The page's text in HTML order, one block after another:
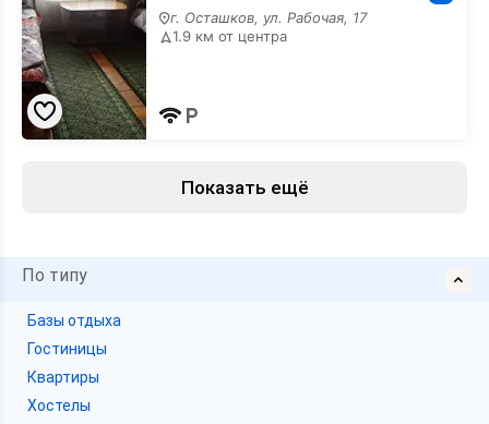
г. Осташков, ул. Рабочая, 17
1.9 км от центра
Показать ещё
По типу
Базы отдыха
Гостиницы
Квартиры
Хостелы